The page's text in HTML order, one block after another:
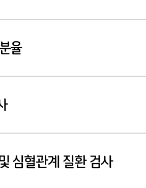
율
심혈관계 질환 검사